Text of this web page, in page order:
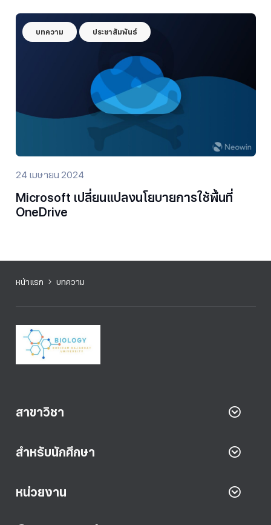
บทความ ประชาสัมพันธ์
24 เมษายน 2024
Microsoft เปลี่ยนแปลงนโยบายการใช้พื้นที่
OneDrive
หน้าแรก บทความ
สาขาวิชา
สำหรับนักศึกษา
หน่วยงาน